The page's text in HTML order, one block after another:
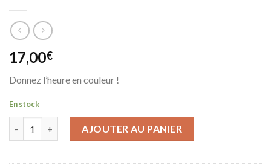
17,00€
Donnez l’heure en couleur !
En stock
AJOUTER AU PANIER